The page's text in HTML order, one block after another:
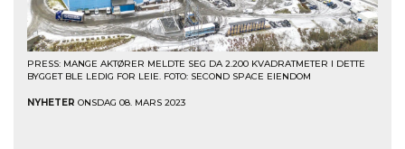
PRESS: MANGE AKTØRER MELDTE SEG DA 2.200 KVADRATMETER I DETTE
BYGGET BLE LEDIG FOR LEIE. FOTO: SECOND SPACE EIENDOM
NYHETER ONSDAG 08. MARS 2023